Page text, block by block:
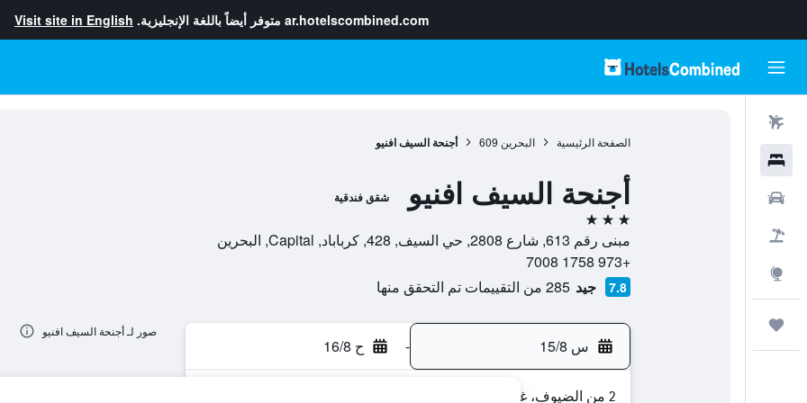
ar.hotelscombined.com متوفر أيضاً باللغة الإنجليزية. Visit site in English
الصفحة الرئيسية البحرين 609 أجنحة السيف افنيو
أجنحة السيف افنيو شقق فندقية
3 نجوم
مبنى رقم 613, شارع 2808, حي السيف, 428, كرباباد, Capital, البحرين
+973 1758 7008
7.8 جيد 285 من التقييمات تم التحقق منها
س 15/8 - ح 16/8
2 من الضيوف، غرفة واحدة
صور لـ أجنحة السيف افنيو